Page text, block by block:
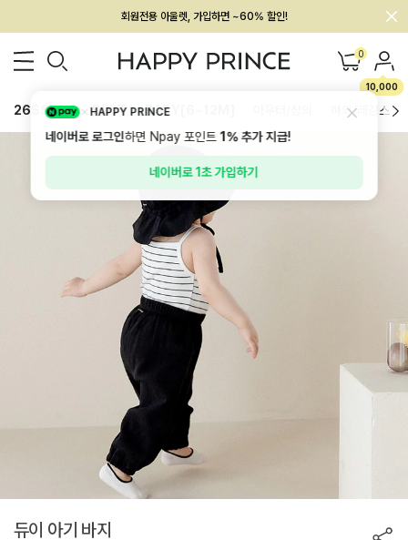
회원전용 아울렛, 가입하면 ~60% 할인!
멤버십 최대 28,000원 혜택 0
10,000
26SS 신상 BEST BABY[6~12M] 하의/레깅스
듀이 아기 바지
HAPPY PRINCE
네이버로 로그인하면 Npay 포인트1%추가 지급!
네이버로 1초 가입하기